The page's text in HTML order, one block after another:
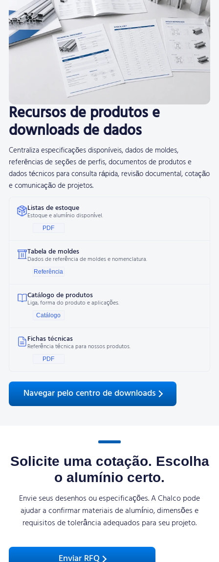
Recursos de produtos e
downloads de dados
Centraliza especificações disponíveis, dados de moldes,
referências de seções de perfis, documentos de produtos e
dados técnicos para consulta rápida, revisão documental, cotação
e comunicação de projetos.
Listas de estoque
Estoque e alumínio disponível.
PDF
Tabela de moldes
Dados de referência de moldes e nomenclatura.
Referência
Catálogo de produtos
Liga, forma do produto e aplicações.
Catálogo
Fichas técnicas
Referência técnica para nossos produtos.
PDF
Navegar pelo centro de downloads
Solicite uma cotação. Escolha
o alumínio certo.
Envie seus desenhos ou especificações. A Chalco pode
ajudar a confirmar materiais de alumínio, dimensões e
requisitos de tolerância adequados para seu projeto.
Enviar RFQ